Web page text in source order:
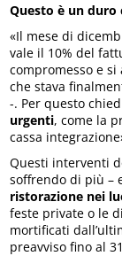
Questo è un duro
«Il mese di
vale il 10% del
compromesso e
che stava
-. Per questo
urgenti, come la
cassa
Questi interventi
soffrendo di più –
ristorazione nei
feste private o le
mortificati
preavviso fino al